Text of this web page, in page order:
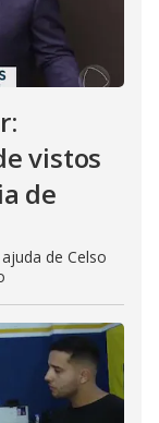
vistos
de
de Celso